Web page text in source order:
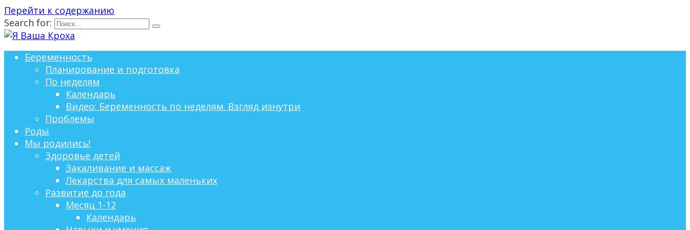
Перейти к содержанию
Search for:
Беременность
Планирование и подготовка
По неделям
Календарь
Видео: Беременность по неделям. Взгляд изнутри
Проблемы
Роды
Мы родились!
Здоровье детей
Закаливание и массаж
Лекарства для самых маленьких
Развитие до года
Месяц 1-12
Календарь